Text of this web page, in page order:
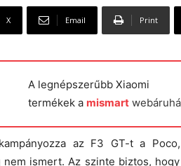
X Email Print
A legnépszerűbb Xiaomi
termékek a mismart
az F3 GT-t a
ismert. Az szinte biztos,